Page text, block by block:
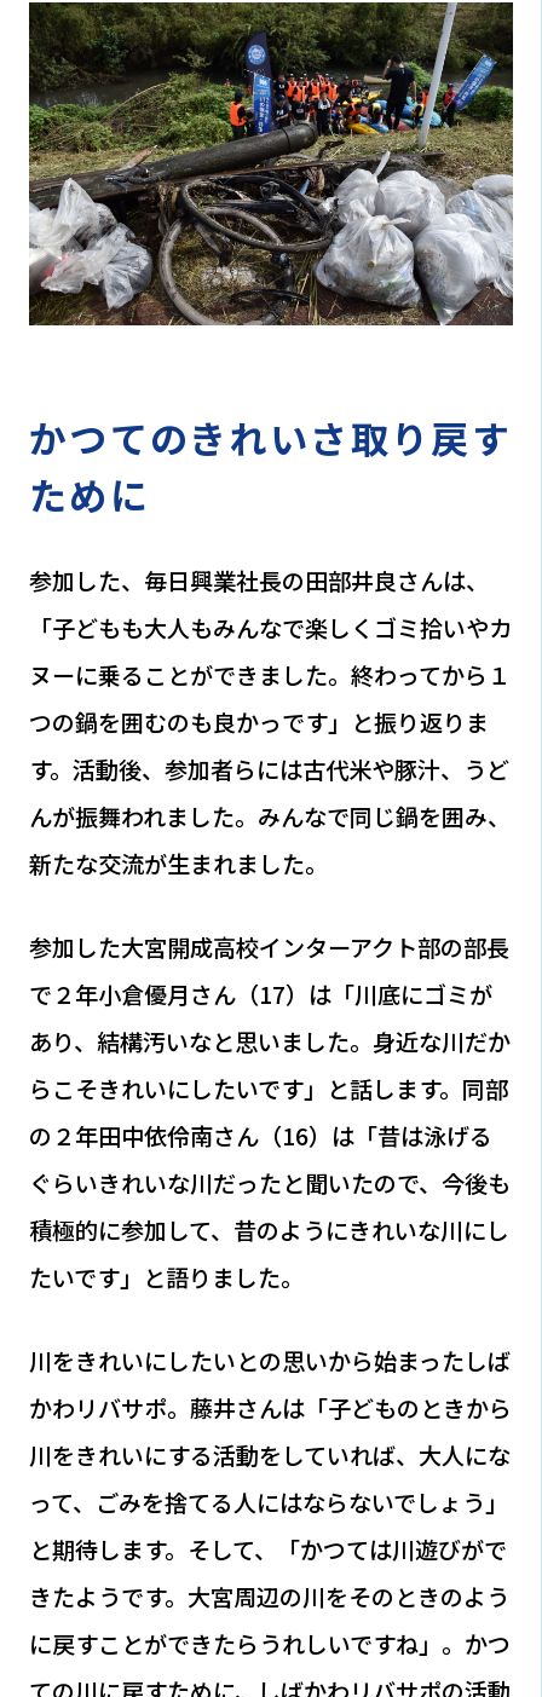
かつてのきれいさ取り戻す
ために
参加した、毎日興業社長の田部井良さんは、
「子どもも大人もみんなで楽しくゴミ拾いやカ
ヌーに乗ることができました。終わってから１
つの鍋を囲むのも良かっです」と振り返りま
す。活動後、参加者らには古代米や豚汁、うど
んが振舞われました。みんなで同じ鍋を囲み、
新たな交流が生まれました。
参加した大宮開成高校インターアクト部の部長
で２年小倉優月さん（17）は「川底にゴミが
あり、結構汚いなと思いました。身近な川だか
らこそきれいにしたいです」と話します。同部
の２年田中依伶南さん（16）は「昔は泳げる
ぐらいきれいな川だったと聞いたので、今後も
積極的に参加して、昔のようにきれいな川にし
たいです」と語りました。
川をきれいにしたいとの思いから始まったしば
かわリバサポ。藤井さんは「子どものときから
川をきれいにする活動をしていれば、大人にな
って、ごみを捨てる人にはならないでしょう」
と期待します。そして、「かつては川遊びがで
きたようです。大宮周辺の川をそのときのよう
に戻すことができたらうれしいですね」。かつ